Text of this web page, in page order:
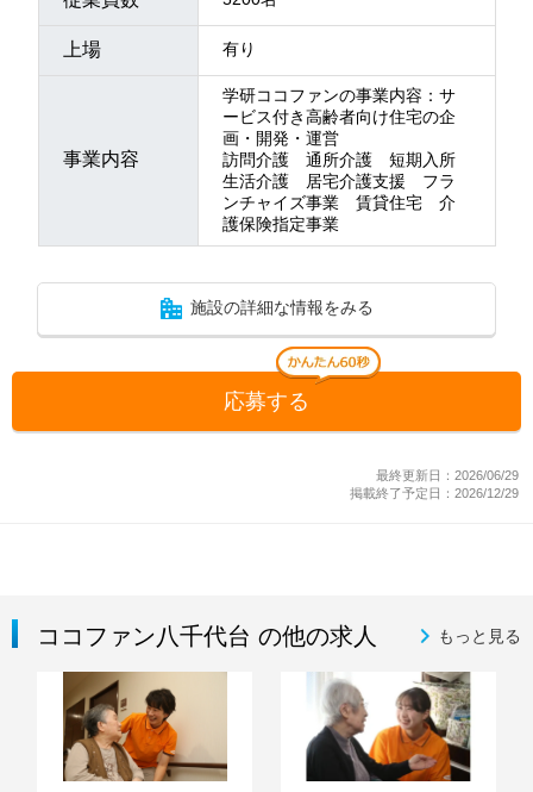
上場 有り
事業内容
学研ココファンの事業内容：サ
ービス付き高齢者向け住宅の企
画・開発・運営
訪問介護 通所介護 短期入所
生活介護 居宅介護支援 フラ
ンチャイズ事業 賃貸住宅 介
護保険指定事業
施設の詳細な情報をみる
応募する
最終更新日：2026/06/29
掲載終了予定日：2026/12/29
ココファン八千代台 の他の求人 もっと見る